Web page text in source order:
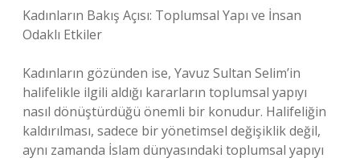
Kadınların Bakış Açısı: Toplumsal Yapı ve İnsan
Odaklı Etkiler
Kadınların gözünden ise, Yavuz Sultan Selim’in
halifelikle ilgili aldığı kararların toplumsal yapıyı
nasıl dönüştürdüğü önemli bir konudur. Halifeliğin
kaldırılması, sadece bir yönetimsel değişiklik değil,
aynı zamanda İslam dünyasındaki toplumsal yapıyı